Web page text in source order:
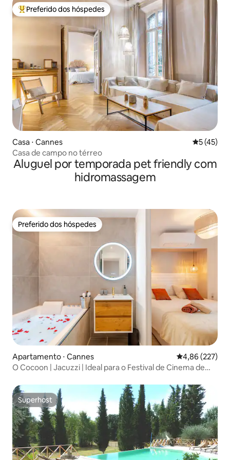
Entre os melhores preferidos dos hóspedes
Preferido dos hóspedes
Casa ⋅ Cannes 5 de uma
5 (45)
Casa de campo no térreo
Aluguel por temporada pet friendly com
hidromassagem
Preferido dos hóspedes
Preferido dos hóspedes
Apartamento ⋅ Cannes 4,86 de uma
4,86 (227)
O Cocoon | Jacuzzi | Ideal para o Festival de Cinema de
Superhost
Superhost